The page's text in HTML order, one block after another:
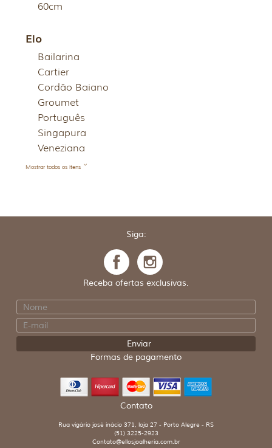
60cm
Elo
Bailarina
Cartier
Cordão Baiano
Groumet
Português
Singapura
Veneziana
Mostrar todos os itens
Siga:
Receba ofertas exclusivas.
Formas de pagamento
Contato
Rua vigário josé inácio 371, loja 27 - Porto Alegre - RS
(51) 3225-2923
Contato@ellosjoalheria.com.br